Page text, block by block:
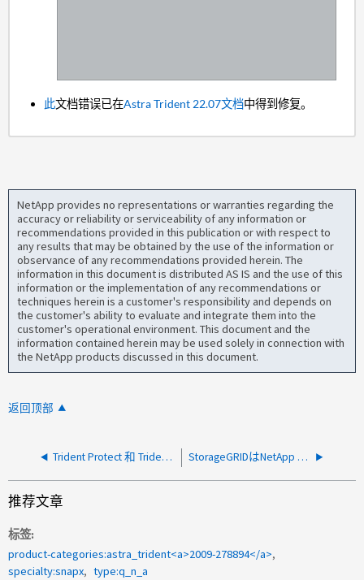
此文档错误已在Astra Trident 22.07文档中得到修复。
NetApp provides no representations or warranties regarding the
accuracy or reliability or serviceability of any information or
recommendations provided in this publication or with respect to
any results that may be obtained by the use of the information or
observance of any recommendations provided herein. The
information in this document is distributed AS IS and the use of this
information or the implementation of any recommendations or
techniques herein is a customer's responsibility and depends on
the customer's ability to evaluate and integrate them into the
customer's operational environment. This document and the
information contained herein may be used solely in connection with
the NetApp products discussed in this document.
返回顶部
Trident Protect 和 Trident 是否支持 FlexGroups 的镜像？ StorageGRIDはNetApp Tridentのバックエンドストレージとしてサポートされていますか。
推荐文章
标签
product-categories:astra_trident<a>2009-278894</a>
specialty:snapx
type:q_n_a